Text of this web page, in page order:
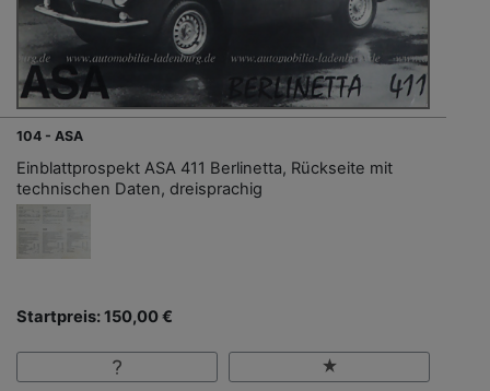
104 - ASA
Einblattprospekt ASA 411 Berlinetta, Rückseite mit
technischen Daten, dreisprachig
Startpreis: 150,00 €